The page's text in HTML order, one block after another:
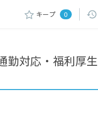
キープ 0
勤対応・福利厚